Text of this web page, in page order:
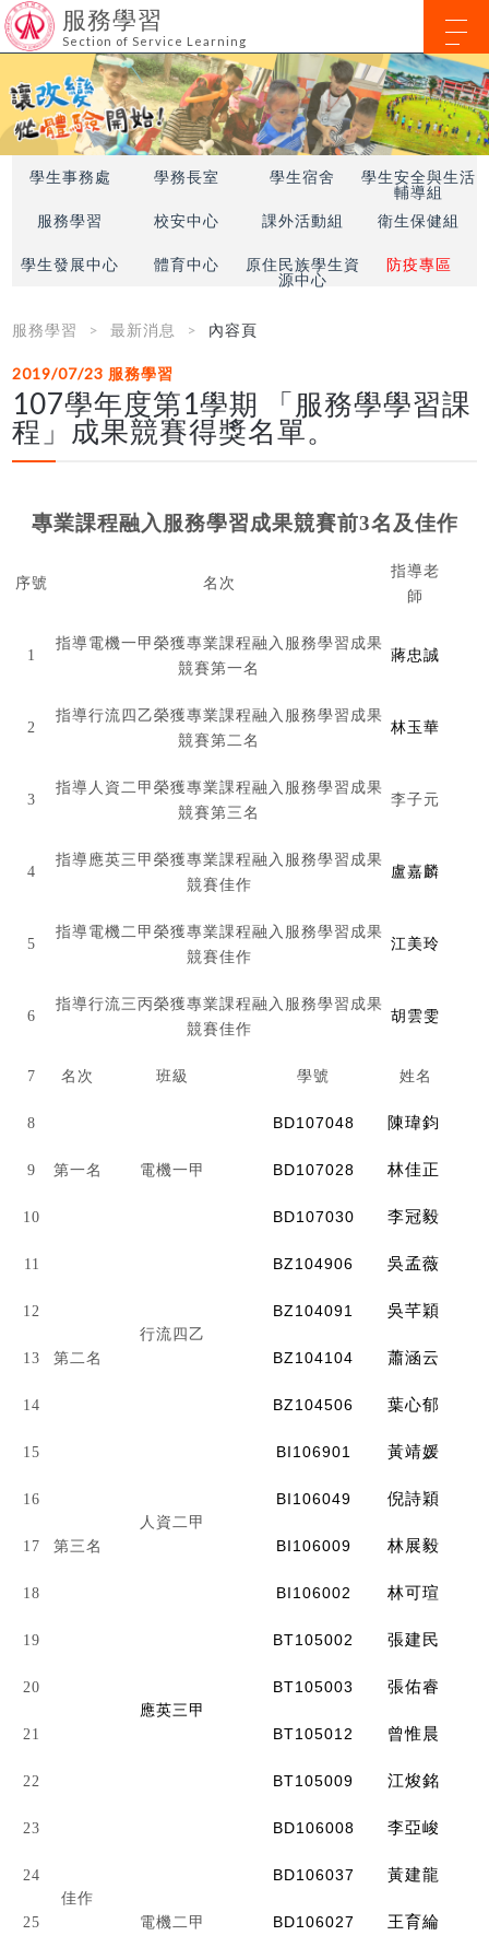
服務學習
Section of Service Learning
學生事務處 學務長室 學生宿舍
學生安全與生活
輔導組
服務學習
校安中心 課外活動組 衛生保健組
學生發展中心 體育中心
原住民族學生資
源中心
防疫專區
服務學習 最新消息 內容頁
2019/07/23 服務學習
107學年度第1學期 「服務學學習課
程」成果競賽得獎名單。
專業課程融入服務學習成果競賽前3名及佳作
序號 名次
指導老
師
1
指導電機一甲榮獲專業課程融入服務學習成果
競賽第一名
蔣忠誠
2
指導行流四乙榮獲專業課程融入服務學習成果
競賽第二名
林玉華
3
指導人資二甲榮獲專業課程融入服務學習成果
競賽第三名
李子元
4
指導應英三甲榮獲專業課程融入服務學習成果
競賽佳作
盧嘉麟
5
指導電機二甲榮獲專業課程融入服務學習成果
競賽佳作
江美玲
6
指導行流三丙榮獲專業課程融入服務學習成果
競賽佳作
胡雲雯
7 名次 班級 學號 姓名
8
第一名 電機一甲
BD107048 陳瑋鈞
9 BD107028 林佳正
10 BD107030 李冠毅
11
第二名
行流四乙
BZ104906 吳孟薇
12 BZ104091 吳芊穎
13 BZ104104 蕭涵云
14 BZ104506 葉心郁
15
人資二甲
BI106901 黃靖媛
16
第三名
BI106049 倪詩穎
17 BI106009 林展毅
18 BI106002 林可瑄
19
佳作
應英三甲
BT105002 張建民
20 BT105003 張佑睿
21 BT105012 曾惟晨
22 BT105009 江焌銘
23
電機二甲
BD106008 李亞峻
24 BD106037 黃建龍
25 BD106027 王育綸